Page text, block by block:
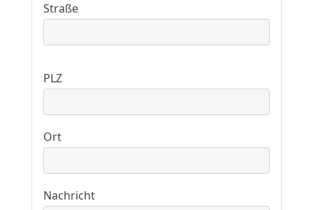
Straße
PLZ
Ort
Nachricht